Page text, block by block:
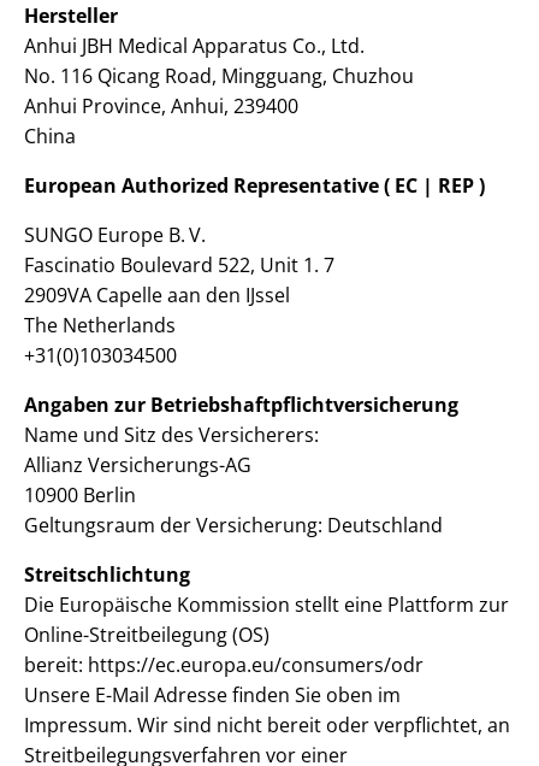
Hersteller
Anhui JBH Medical Apparatus Co., Ltd.
No. 116 Qicang Road, Mingguang, Chuzhou
Anhui Province, Anhui, 239400
China
European Authorized Representative ( EC | REP )
SUNGO Europe B. V.
Fascinatio Boulevard 522, Unit 1. 7
2909VA Capelle aan den IJssel
The Netherlands
+31(0)103034500
Angaben zur Betriebshaftpflichtversicherung
Name und Sitz des Versicherers:
Allianz Versicherungs-AG
10900 Berlin
Geltungsraum der Versicherung: Deutschland
Streitschlichtung
Die Europäische Kommission stellt eine Plattform zur
Online-Streitbeilegung (OS)
bereit: https://ec.europa.eu/consumers/odr
Unsere E-Mail Adresse finden Sie oben im
Impressum. Wir sind nicht bereit oder verpflichtet, an
Streitbeilegungsverfahren vor einer